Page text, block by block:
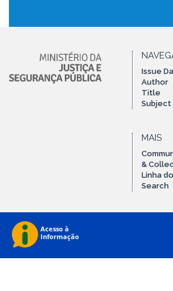
Issue
Author
Title
Subject
MAIS
&
Linha
Search